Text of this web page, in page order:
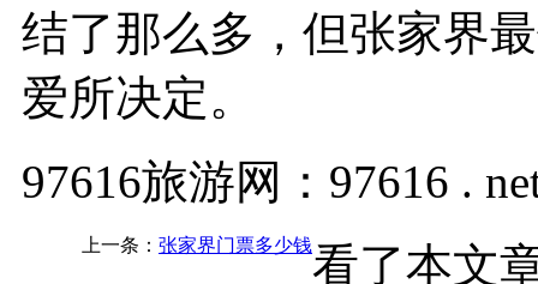
结了那么多，但张家界
爱所决定。
97616旅游网：97616 .
上一条： 张家界门票多少钱看了本文